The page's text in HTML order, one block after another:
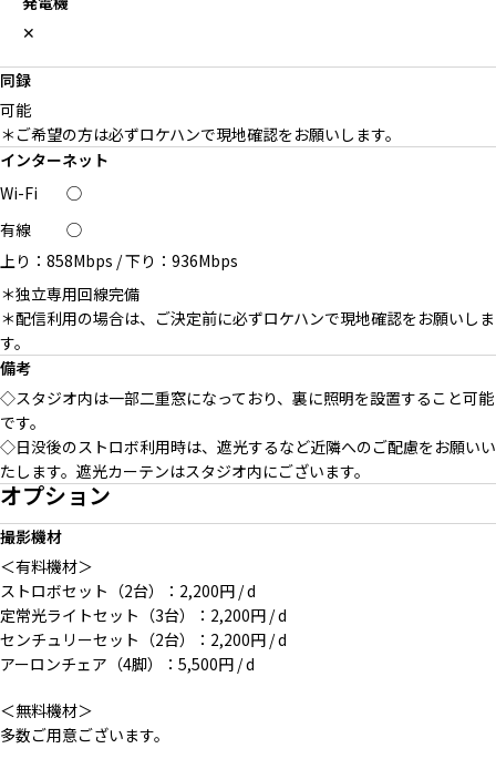
✕
同録
可能
＊ご希望の方は必ずロケハンで現地確認をお願いします。
インターネット
Wi-Fi
◯
有線
◯
上り：858Mbps /下り：936Mbps
＊独立専用回線完備
＊配信利用の場合は、ご決定前に必ずロケハンで現地確認をお願いしま
す。
備考
◇スタジオ内は一部二重窓になっており、裏に照明を設置すること可能
です。
◇日没後のストロボ利用時は、遮光するなど近隣へのご配慮をお願いい
たします。遮光カーテンはスタジオ内にございます。
オプション
撮影機材
＜有料機材＞
ストロボセット（2台）：2,200円 / d
定常光ライトセット（3台）：2,200円 / d
センチュリーセット（2台）：2,200円 / d
アーロンチェア（4脚）：5,500円 / d
＜無料機材＞
多数ご用意ございます。